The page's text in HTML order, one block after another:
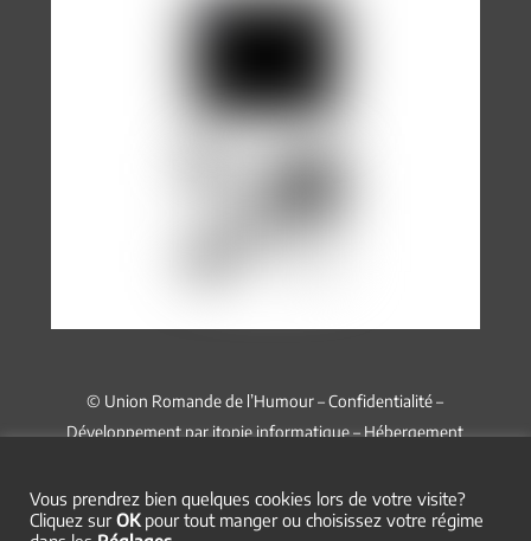
© Union Romande de l’Humour –Confidentialité–
Développement par itopie informatique– Hébergement
Vous prendrez bien quelques cookies lors de votre visite?
Cliquez surOKpour tout manger ou choisissez votre régime